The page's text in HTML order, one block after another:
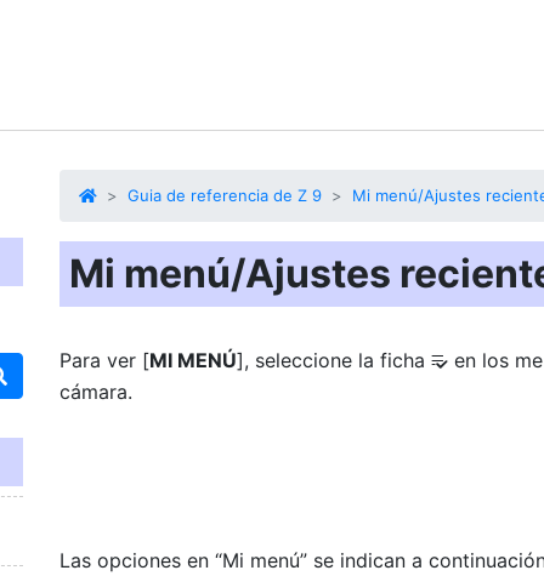
Guia de referencia de Z 9 Mi menú/Ajustes
Mi menú/Ajustes
Para ver [MI MENÚ], seleccione la ficha O en los
cámara.
Las opciones en “Mi menú” se indican a